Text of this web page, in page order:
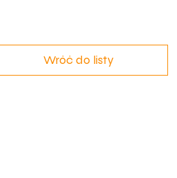
Wróć do listy